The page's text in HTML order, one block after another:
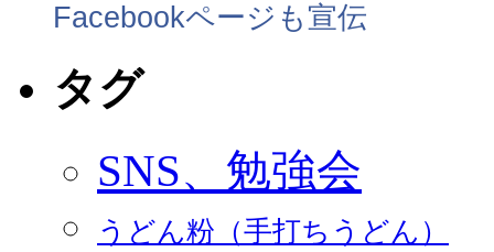
Facebookページも宣伝
タグ
SNS、勉強会
うどん粉（手打ちうどん）